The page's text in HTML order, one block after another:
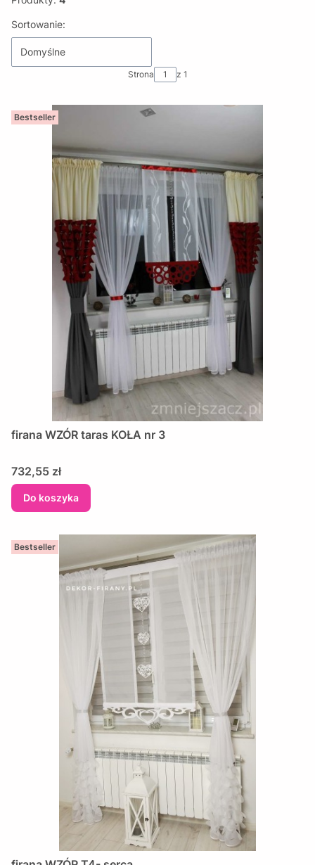
Lista produktów
Sortowanie:
Domyślne
Strona z 1
Bestseller
firana WZÓR taras KOŁA nr 3
Cena
732,55 zł
Do koszyka
Bestseller